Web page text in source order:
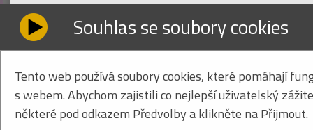
Souhlas se soubory cookies
Tento web používá soubory cookies, které pomáhají
s webem. Abychom zajistili co nejlepší uživatelský
některé pod odkazem Předvolby a klikněte na Přijmout.